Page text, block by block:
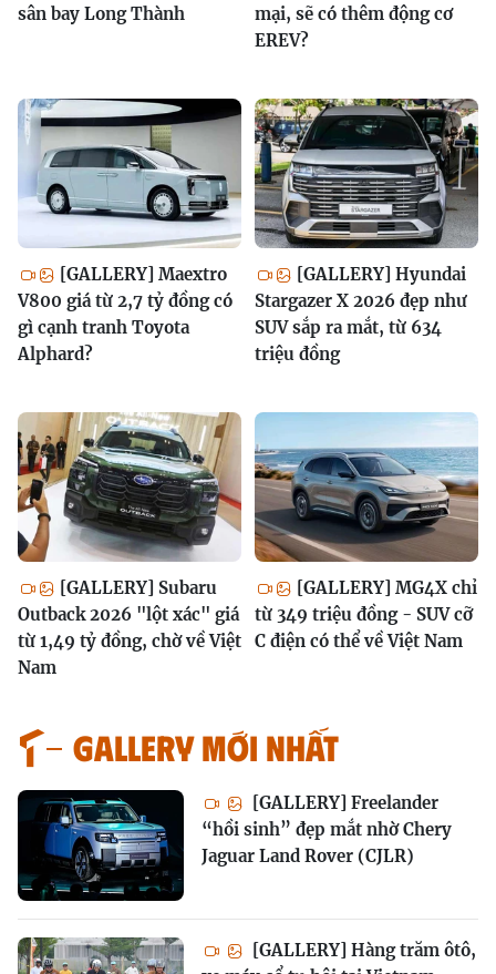
sân bay Long Thành
mại, sẽ có thêm động cơ
EREV?
[GALLERY] Maextro
V800 giá từ 2,7 tỷ đồng có
gì cạnh tranh Toyota
Alphard?
[GALLERY] Hyundai
Stargazer X 2026 đẹp như
SUV sắp ra mắt, từ 634
triệu đồng
[GALLERY] Subaru
Outback 2026 "lột xác" giá
từ 1,49 tỷ đồng, chờ về Việt
Nam
[GALLERY] MG4X chỉ
từ 349 triệu đồng - SUV cỡ
C điện có thể về Việt Nam
GALLERY MỚI NHẤT
[GALLERY] Freelander
“hồi sinh” đẹp mắt nhờ Chery
Jaguar Land Rover (CJLR)
[GALLERY] Hàng trăm ôtô,